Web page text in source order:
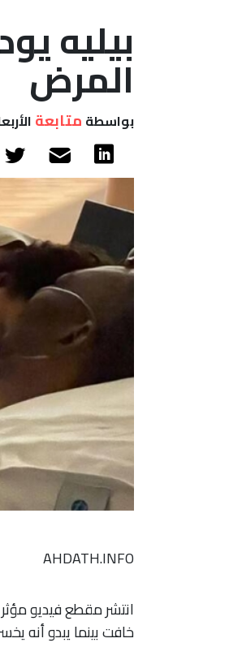
بيليه
المرض
بواسطة متابعةالأربعاء 28 ديسمبر,
AHDATH.INFO
انتشر مقطع فيديو
خافت بينما يبدو أنه